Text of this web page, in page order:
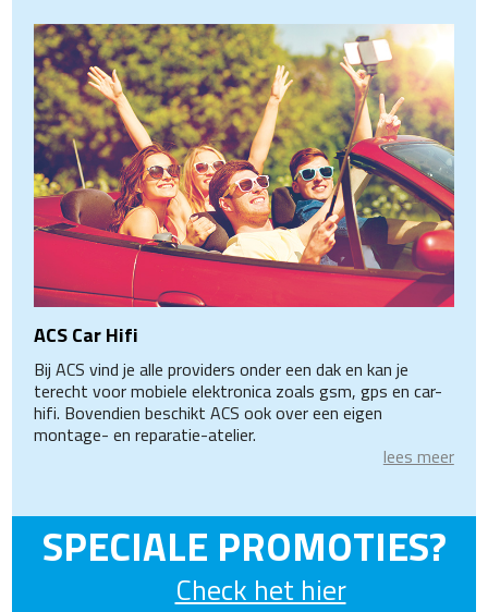
ACS Car Hifi
Bij ACS vind je alle providers onder een dak en kan je
terecht voor mobiele elektronica zoals gsm, gps en car-
hifi. Bovendien beschikt ACS ook over een eigen
montage- en reparatie-atelier.
lees meer
SPECIALE PROMOTIES?
Check het hier